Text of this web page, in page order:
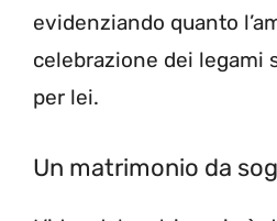
evidenziando quanto
celebrazione dei legami
per lei.
Un matrimonio da